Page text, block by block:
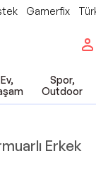
Gamerfix
Ev,
Spor,
Outdoor
Erkek